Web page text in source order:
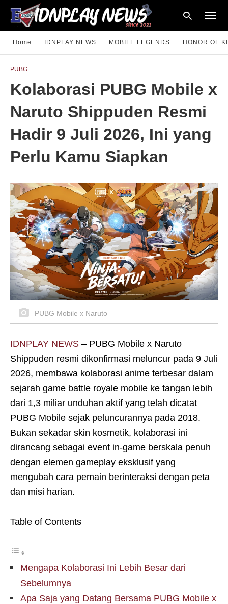
your
search
query
Home IDNPLAY NEWS MOBILE LEGENDS HONOR OF
PUBG
Kolaborasi PUBG Mobile x
Naruto Shippuden Resmi
Hadir 9 Juli 2026, Ini yang
Perlu Kamu Siapkan
PUBG Mobile x Naruto
IDNPLAY NEWS – PUBG Mobile x Naruto
Shippuden resmi dikonfirmasi meluncur pada 9 Juli
2026, membawa kolaborasi anime terbesar dalam
sejarah game battle royale mobile ke tangan lebih
dari 1,3 miliar unduhan aktif yang telah dicatat
PUBG Mobile sejak peluncurannya pada 2018.
Bukan sekadar skin kosmetik, kolaborasi ini
dirancang sebagai event in-game berskala penuh
dengan elemen gameplay eksklusif yang
mengubah cara pemain berinteraksi dengan peta
dan misi harian.
Table of Contents
Mengapa Kolaborasi Ini Lebih Besar dari
Sebelumnya
Apa Saja yang Datang Bersama PUBG Mobile x